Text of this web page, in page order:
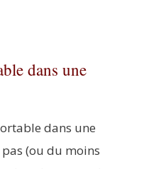
dans une
dans une
pas (ou du moins